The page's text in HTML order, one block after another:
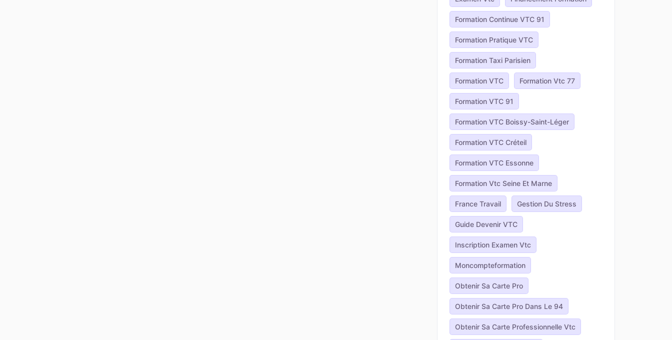
Formation Continue VTC 91
Formation Pratique VTC
Formation Taxi Parisien
Formation VTC Formation Vtc 77
Formation VTC 91
Formation VTC Boissy-Saint-Léger
Formation VTC Créteil
Formation VTC Essonne
Formation Vtc Seine Et Marne
France Travail Gestion Du Stress
Guide Devenir VTC
Inscription Examen Vtc
Moncompteformation
Obtenir Sa Carte Pro
Obtenir Sa Carte Pro Dans Le 94
Obtenir Sa Carte Professionnelle Vtc